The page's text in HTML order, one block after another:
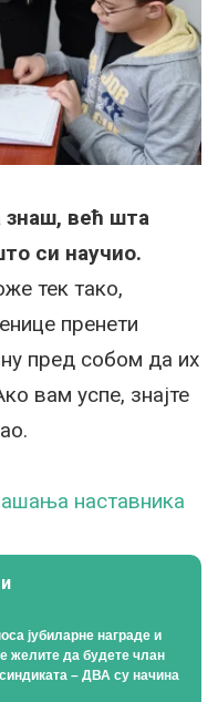
знаш, већ шта
си научио.
тек тако,
пренети
пред собом да их
вам успе, знајте
наставника
јубиларне награде и
желите да будете члан
– ДВА су начина